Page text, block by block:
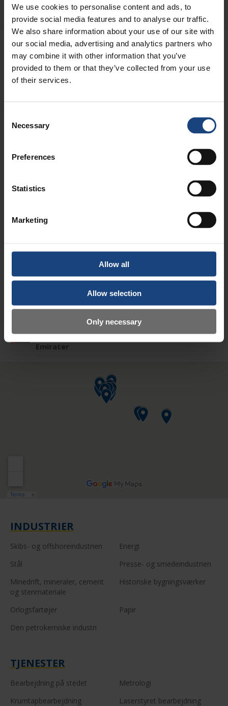
We use cookies to personalise content and ads, to
provide social media features and to analyse our traffic.
We also share information about your use of our site with
our social media, advertising and analytics partners who
may combine it with other information that you’ve
provided to them or that they’ve collected from your use
of their services.
Selection
Necessary
Preferences
Statistics
Marketing
Allow all
Allow selection
Only necessary
Date posted:
6 marts 2023
BEHOV?
Metalock Engineering-koncernen er en etableret
virksomhed inden for reparation af mekanisk udstyr
kvalitetsreparationer, vedligeholdelse, skræddersyede
verden.
Tyskland Frankrig
Indien Saudi-Arabien
Arabiske
Emirater
INDUSTRIER
Skibs- og offshoreindustrien
Energi
Stål
Presse- og smedeindustrien
Minedrift, mineraler, cement
og stenmateriale
Historiske bygningsværker
Orlogsfartøjer
Papir
Den petrokemiske industri
TJENESTER
Bearbejdning på stedet
Metrologi
Krumtapbearbejdning
Laserstyret bearbejdning